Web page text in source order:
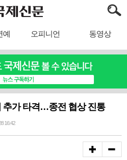
예 오피니언 동영상
추가 타격…종전 협상 진통
16:42